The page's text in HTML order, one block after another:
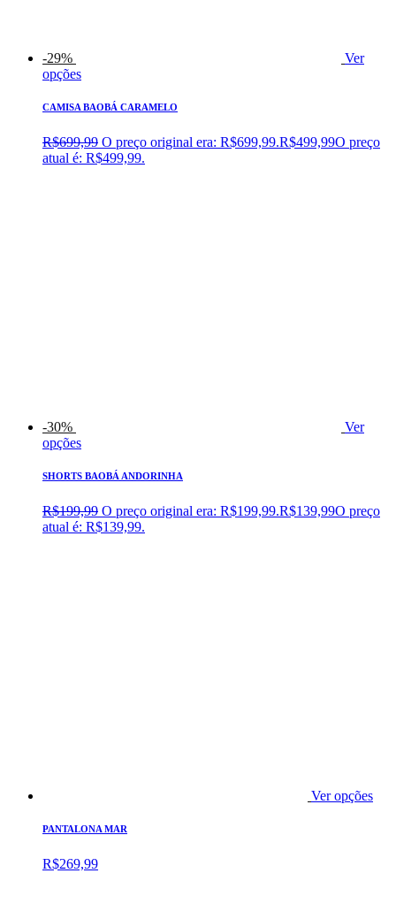
-29%
Ver
opções
CAMISA BAOBÁ CARAMELO
R$699,99 O preço original era: R$699,99.R$499,99O preço
atual é: R$499,99.
-30%
Ver
opções
SHORTS BAOBÁ ANDORINHA
R$199,99 O preço original era: R$199,99.R$139,99O preço
atual é: R$139,99.
Ver opções
PANTALONA MAR
R$269,99